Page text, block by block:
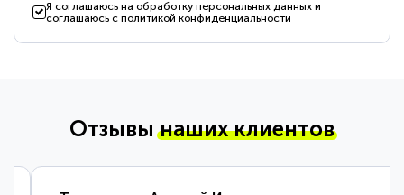
Я соглашаюсь на обработку персональных данных и
соглашаюсь сполитикой конфиденциальности
Отзывынаших клиентов